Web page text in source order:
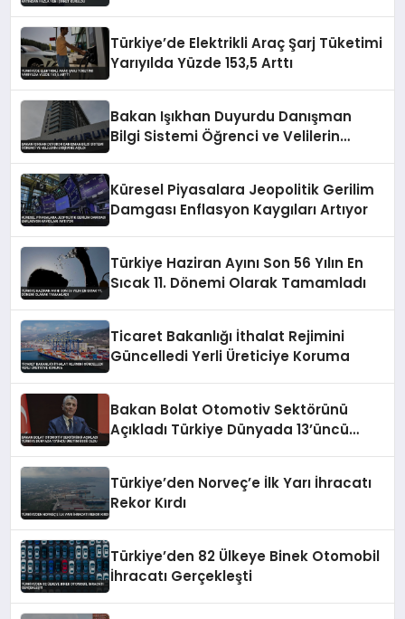
Türkiye’de Elektrikli Araç Şarj Tüketimi
Yarıyılda Yüzde 153,5 Arttı
Bakan Işıkhan Duyurdu Danışman
Bilgi Sistemi Öğrenci ve Velilerin
Küresel Piyasalara Jeopolitik Gerilim
Damgası Enflasyon Kaygıları Artıyor
Türkiye Haziran Ayını Son 56 Yılın En
Sıcak 11. Dönemi Olarak Tamamladı
Ticaret Bakanlığı İthalat Rejimini
Güncelledi Yerli Üreticiye Koruma
Bakan Bolat Otomotiv Sektörünü
Açıkladı Türkiye Dünyada 13’üncü
Türkiye’den Norveç’e İlk Yarı İhracatı
Rekor Kırdı
Türkiye’den 82 Ülkeye Binek Otomobil
İhracatı Gerçekleşti